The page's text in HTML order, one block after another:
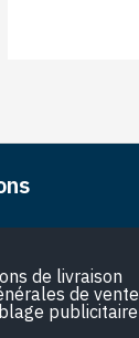
de livraison
de vente
publicitaire